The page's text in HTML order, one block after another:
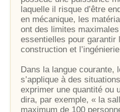
laquelle il risque d’être
en mécanique, les
ont des limites
essentielles pour garantir
construction et
Dans la langue courante,
s’applique à des
exprimer une quantité ou
dira, par exemple, « la
maximum de 100